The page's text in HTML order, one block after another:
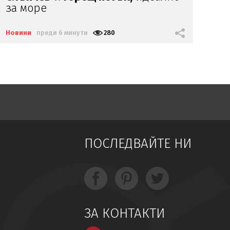
Киберкомандването на САЩ
Новини преди 7 минути 371
ПОСЛЕДВАЙТЕ НИ
ЗА КОНТАКТИ